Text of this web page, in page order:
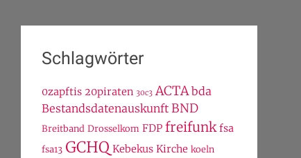
Schlagwörter
0zapftis 20piraten 30c3 ACTA bda
Bestandsdatenauskunft BND
Breitband Drosselkom FDP freifunk fsa
fsa13 GCHQ Kebekus Kirche koeln